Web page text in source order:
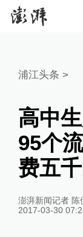
浦江头条 >
高中
95个
费五
澎湃新闻记者 陈
2017-03-30